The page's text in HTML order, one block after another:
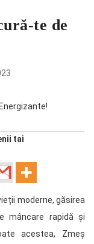
te de
tai
moderne, găsirea
mâncare rapidă și
acestea, Zmeș